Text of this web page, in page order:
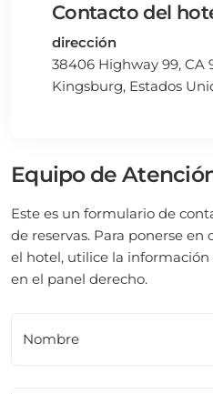
Contacto del
dirección
38406 Highway 99, CA
Kingsburg, Estados
Equipo de
Este es un formulario de
de reservas. Para ponerse
el hotel, utilice la
en el panel derecho.
Nombre